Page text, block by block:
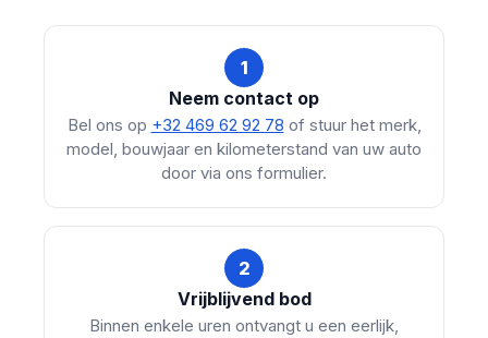
1
Neem contact op
Bel ons op +32 469 62 92 78 of stuur het merk,
model, bouwjaar en kilometerstand van uw auto
door via ons formulier.
2
Vrijblijvend bod
Binnen enkele uren ontvangt u een eerlijk,